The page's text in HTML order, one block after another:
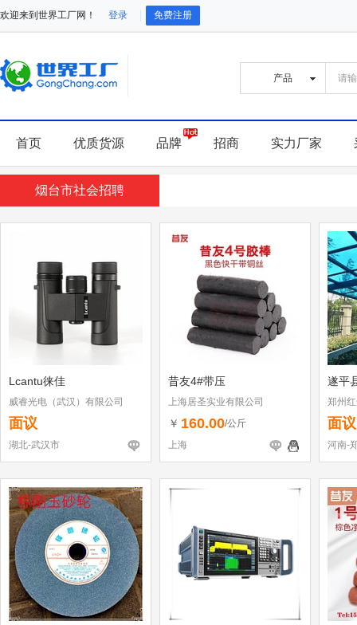
欢迎来到世界工厂网！ 登录 免费注册
首页 优质货源 品牌 招商 实力厂家
烟台市社会招聘
Lcantu徕佳
威睿光电（武汉）有限公司
面议
湖北-武汉市
昔友4#带压
上海居圣实业有限公司
￥ 160.00/公斤
上海
遂平
郑州
面议
河南-